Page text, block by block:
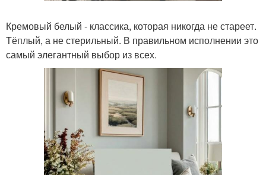
Кремовый белый - классика, которая никогда не стареет.
Тёплый, а не стерильный. В правильном исполнении это
самый элегантный выбор из всех.